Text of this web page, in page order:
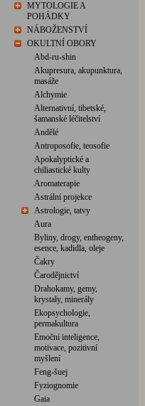
MYTOLOGIE A
POHÁDKY
NÁBOŽENSTVÍ
OKULTNÍ OBORY
Abd-ru-shin
Akupresura, akupunktura,
masáže
Alchymie
Alternativní, tibetské,
šamanské léčitelství
Andělé
Antroposofie, teosofie
Apokalyptické a
chiliastické kulty
Aromaterapie
Astrální projekce
Astrologie, tatvy
Aura
Byliny, drogy, entheogeny,
esence, kadidla, oleje
Čakry
Čarodějnictví
Drahokamy, gemy,
krystaly, minerály
Ekopsychologie,
permakultura
Emoční inteligence,
motivace, pozitivní
myšlení
Feng-šuej
Fyziognomie
Gaia